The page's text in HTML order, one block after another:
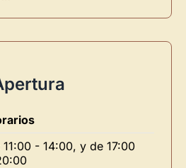
11:00 - 14:00, y de 17:00